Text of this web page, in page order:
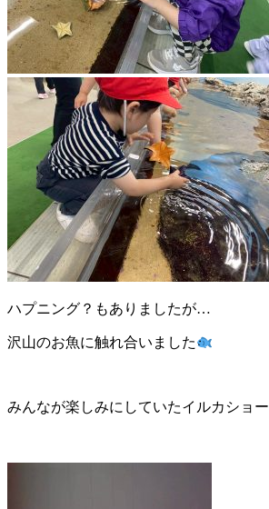
ハプニング？もありましたが…
沢山のお魚に触れ合いました
みんなが楽しみにしていたイルカショー